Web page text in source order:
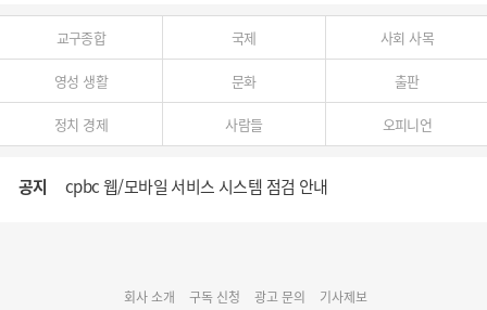
교구종합 국제 사회 사목
영성 생활 문화 출판
정치 경제 사람들 오피니언
공지 cpbc 웹/모바일 서비스 시스템 점검 안내
명동 미디어큐브 & 1898 미디어월 공모전 수상작 발표
회사 소개 구독 신청 광고 문의 기사제보